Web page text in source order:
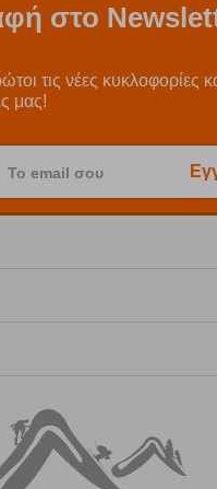
στο
τις νέες κυκλοφορίες
μας!
Το email σου